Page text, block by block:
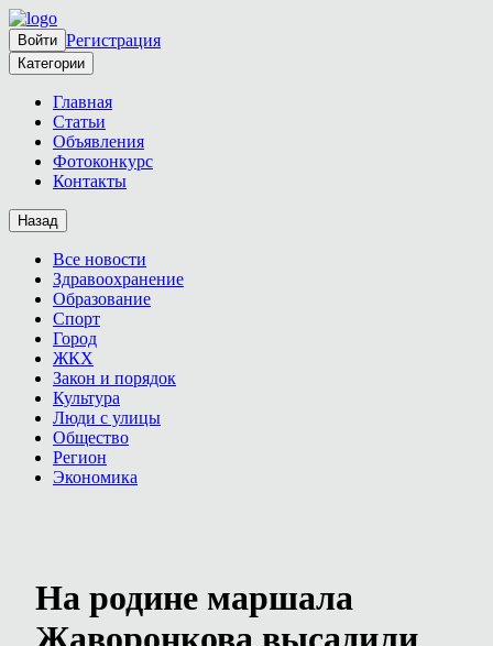
Войти Регистрация
Категории
Главная
Статьи
Объявления
Фотоконкурс
Контакты
Назад
Все новости
Здравоохранение
Образование
Спорт
Город
ЖКХ
Закон и порядок
Культура
Люди с улицы
Общество
Регион
Экономика
На родине маршала